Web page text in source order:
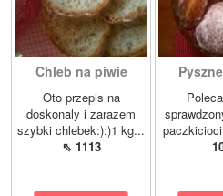
Chleb na piwie
Oto przepis na
doskonaly i zarazem
szybki chlebek:):)1 kg...
⇖ 1113